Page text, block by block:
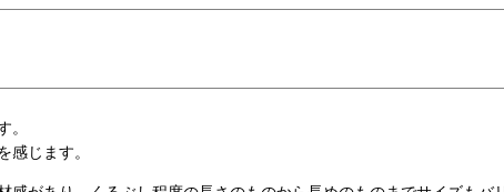
。
感じます。